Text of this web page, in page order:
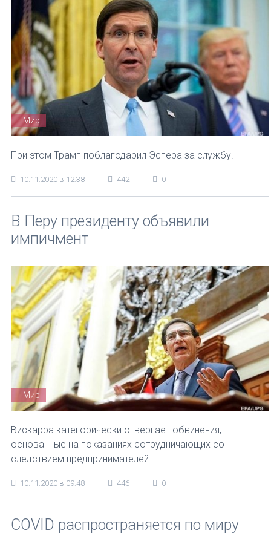
Мир
При этом Трамп поблагодарил Эспера за службу.
10.11.2020 в 12:38 442 0
В Перу президенту объявили
импичмент
Мир
Вискарра категорически отвергает обвинения,
основанные на показаниях сотрудничающих со
следствием предпринимателей.
10.11.2020 в 09:48 446 0
COVID распространяется по миру